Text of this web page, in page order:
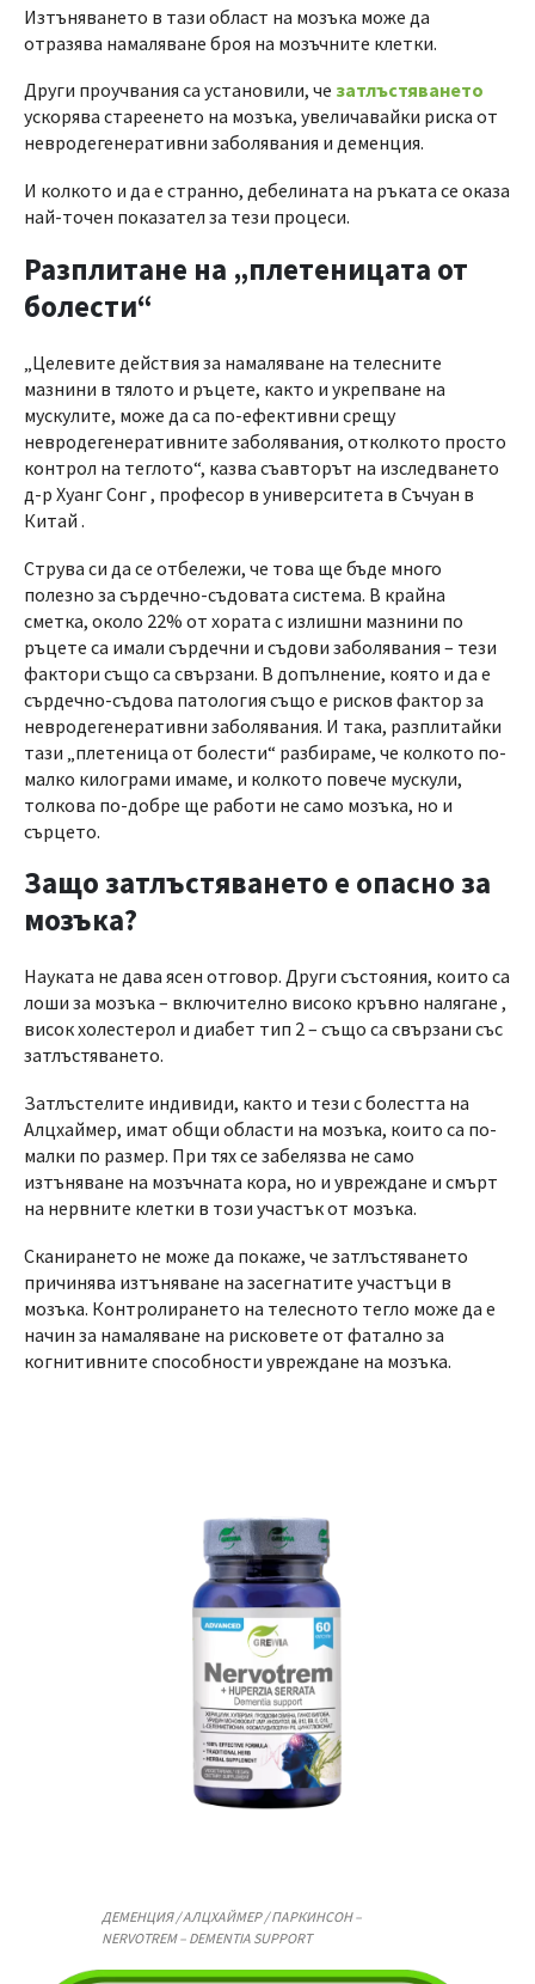
Изтъняването в тази област на мозъка може да
отразява намаляване броя на мозъчните клетки.
Други проучвания са установили, че затлъстяването
ускорява стареенето на мозъка, увеличавайки риска от
невродегенеративни заболявания и деменция.
И колкото и да е странно, дебелината на ръката се оказа
най-точен показател за тези процеси.
Разплитане на „плетеницата от
болести“
„Целевите действия за намаляване на телесните
мазнини в тялото и ръцете, както и укрепване на
мускулите, може да са по-ефективни срещу
невродегенеративните заболявания, отколкото просто
контрол на теглото“, казва съавторът на изследването
д-р Хуанг Сонг , професор в университета в Съчуан в
Китай .
Струва си да се отбележи, че това ще бъде много
полезно за сърдечно-съдовата система. В крайна
сметка, около 22% от хората с излишни мазнини по
ръцете са имали сърдечни и съдови заболявания – тези
фактори също са свързани. В допълнение, която и да е
сърдечно-съдова патология също е рисков фактор за
невродегенеративни заболявания. И така, разплитайки
тази „плетеница от болести“ разбираме, че колкото по-
малко килограми имаме, и колкото повече мускули,
толкова по-добре ще работи не само мозъка, но и
сърцето.
Защо затлъстяването е опасно за
мозъка?
Науката не дава ясен отговор. Други състояния, които са
лоши за мозъка – включително високо кръвно налягане ,
висок холестерол и диабет тип 2 – също са свързани със
затлъстяването.
Затлъстелите индивиди, както и тези с болестта на
Алцхаймер, имат общи области на мозъка, които са по-
малки по размер. При тях се забелязва не само
изтъняване на мозъчната кора, но и увреждане и смърт
на нервните клетки в този участък от мозъка.
Сканирането не може да покаже, че затлъстяването
причинява изтъняване на засегнатите участъци в
мозъка. Контролирането на телесното тегло може да е
начин за намаляване на рисковете от фатално за
когнитивните способности увреждане на мозъка.
ДЕМЕНЦИЯ / АЛЦХАЙМЕР / ПАРКИНСОН –
NERVOTREM – DEMENTIA SUPPORT